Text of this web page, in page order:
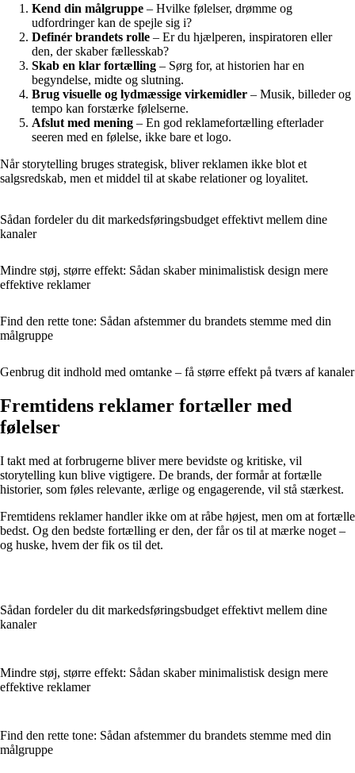
Kend din målgruppe – Hvilke følelser, drømme og
udfordringer kan de spejle sig i?
Definér brandets rolle – Er du hjælperen, inspiratoren eller
den, der skaber fællesskab?
Skab en klar fortælling – Sørg for, at historien har en
begyndelse, midte og slutning.
Brug visuelle og lydmæssige virkemidler – Musik, billeder og
tempo kan forstærke følelserne.
Afslut med mening – En god reklamefortælling efterlader
seeren med en følelse, ikke bare et logo.
Når storytelling bruges strategisk, bliver reklamen ikke blot et
salgsredskab, men et middel til at skabe relationer og loyalitet.
Sådan fordeler du dit markedsføringsbudget effektivt mellem dine
kanaler
Mindre støj, større effekt: Sådan skaber minimalistisk design mere
effektive reklamer
Find den rette tone: Sådan afstemmer du brandets stemme med din
målgruppe
Genbrug dit indhold med omtanke – få større effekt på tværs af kanaler
Fremtidens reklamer fortæller med
følelser
I takt med at forbrugerne bliver mere bevidste og kritiske, vil
storytelling kun blive vigtigere. De brands, der formår at fortælle
historier, som føles relevante, ærlige og engagerende, vil stå stærkest.
Fremtidens reklamer handler ikke om at råbe højest, men om at fortælle
bedst. Og den bedste fortælling er den, der får os til at mærke noget –
og huske, hvem der fik os til det.
Sådan fordeler du dit markedsføringsbudget effektivt mellem dine
kanaler
Mindre støj, større effekt: Sådan skaber minimalistisk design mere
effektive reklamer
Find den rette tone: Sådan afstemmer du brandets stemme med din
målgruppe